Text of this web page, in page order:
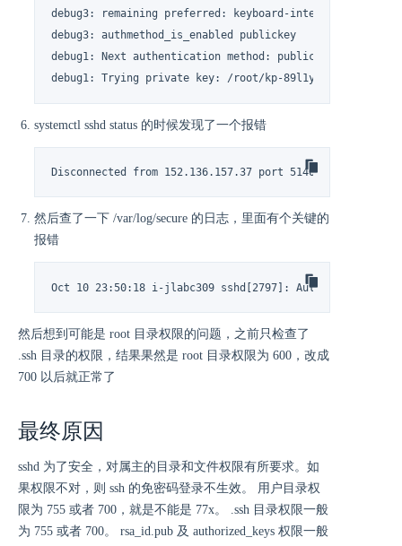
debug3: remaining preferred: keyboard-
debug3: authmethod_is_enabled publickey
debug1: Next authentication method: publickey
debug1: Trying private key: /root/kp-89l1y95c
systemctl sshd status 的时候发现了一个报错
Disconnected from 152.136.157.37 port 51400 [preauth]
然后查了一下 /var/log/secure 的日志，里面有个关键的
报错
Oct 10 23:50:18 i-jlabc309 sshd[2797]: Authentication
然后想到可能是 root 目录权限的问题，之前只检查了
.ssh 目录的权限，结果果然是 root 目录权限为 600，改成
700 以后就正常了
最终原因
sshd 为了安全，对属主的目录和文件权限有所要求。如
果权限不对，则 ssh 的免密码登录不生效。 用户目录权
限为 755 或者 700，就是不能是 77x。 .ssh 目录权限一般
为 755 或者 700。 rsa_id.pub 及 authorized_keys 权限一般